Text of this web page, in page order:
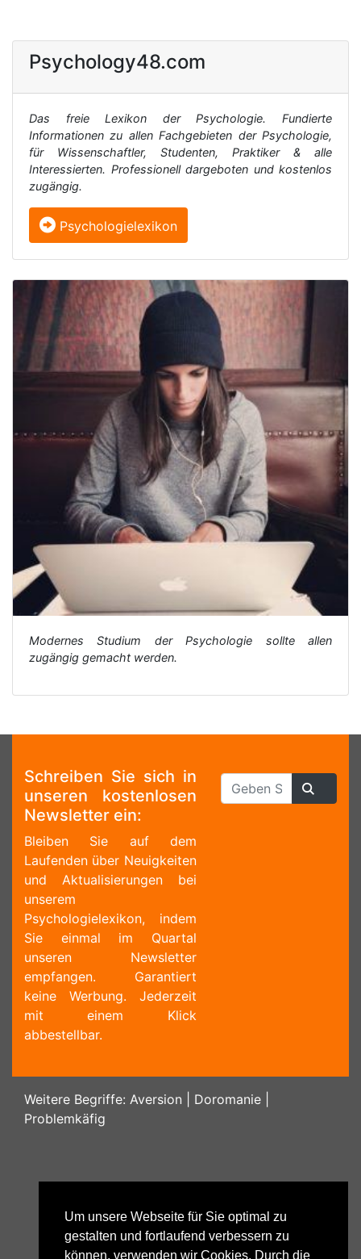
Um unsere Webseite für Sie optimal zu
gestalten und fortlaufend verbessern zu
können, verwenden wir Cookies. Durch die
Psychology48.com
Das freie Lexikon der Psychologie. Fundierte
Informationen zu allen Fachgebieten der Psychologie,
für Wissenschaftler, Studenten, Praktiker & alle
Interessierten. Professionell dargeboten und kostenlos
zugängig.
Psychologielexikon
Modernes Studium der Psychologie sollte allen
zugängig gemacht werden.
Schreiben Sie sich in
unseren kostenlosen
Newsletter ein:
Bleiben Sie auf dem
Laufenden über Neuigkeiten
und Aktualisierungen bei
unserem
Psychologielexikon, indem
Sie einmal im Quartal
unseren Newsletter
empfangen. Garantiert
keine Werbung. Jederzeit
mit einem Klick
abbestellbar.
Weitere Begriffe: Aversion Doromanie
Problemkäfig